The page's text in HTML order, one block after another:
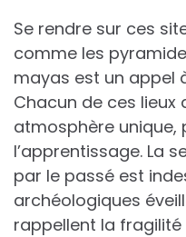
Se rendre sur ces
comme les
mayas est un appel
Chacun de ces lieux
atmosphère unique,
l’apprentissage. La
par le passé est
archéologiques
rappellent la